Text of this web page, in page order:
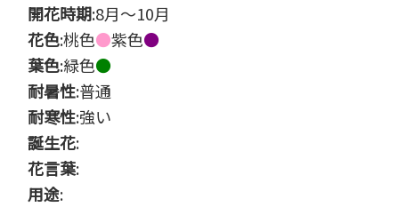
開花時期:8月～10月
花色:桃色●紫色●
葉色:緑色●
耐暑性:普通
耐寒性:強い
誕生花:
花言葉:
用途: